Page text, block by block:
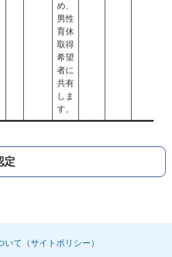
め、
男性
育休
取得
希望
者に
共有
しま
す。
定
て（サイトポリシー）